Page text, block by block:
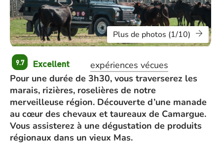
Plus de photos (1/10)
9.7 Excellent
expériences vécues
Pour une durée de 3h30, vous traverserez les
marais, rizières, roselières de notre
merveilleuse région. Découverte d’une manade
au cœur des chevaux et taureaux de Camargue.
Vous assisterez à une dégustation de produits
régionaux dans un vieux Mas.